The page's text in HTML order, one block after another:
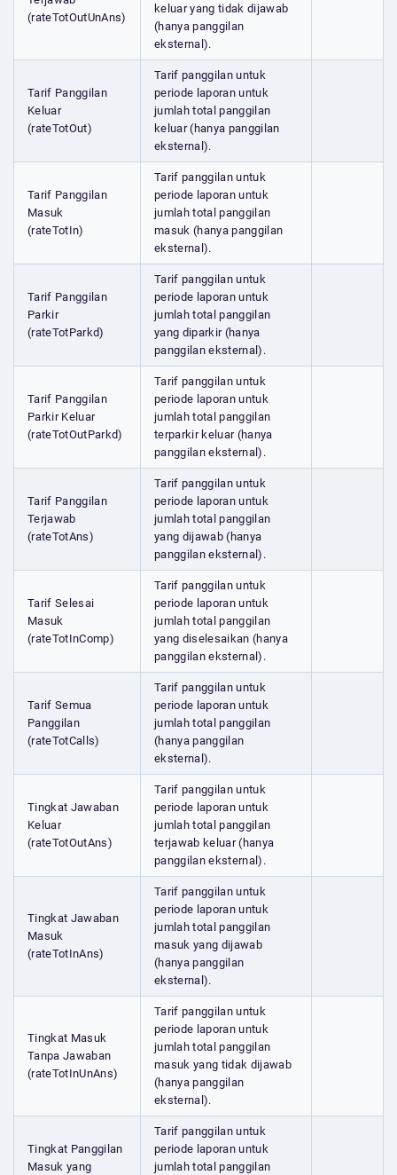
(rateTotOutUnAns)
keluar yang tidak dijawab
(hanya panggilan
eksternal).
Tarif Panggilan
Keluar
(rateTotOut)
Tarif panggilan untuk
periode laporan untuk
jumlah total panggilan
keluar (hanya panggilan
eksternal).
Tarif Panggilan
Masuk
(rateTotIn)
Tarif panggilan untuk
periode laporan untuk
jumlah total panggilan
masuk (hanya panggilan
eksternal).
Tarif Panggilan
Parkir
(rateTotParkd)
Tarif panggilan untuk
periode laporan untuk
jumlah total panggilan
yang diparkir (hanya
panggilan eksternal).
Tarif Panggilan
Parkir Keluar
(rateTotOutParkd)
Tarif panggilan untuk
periode laporan untuk
jumlah total panggilan
terparkir keluar (hanya
panggilan eksternal).
Tarif Panggilan
Terjawab
(rateTotAns)
Tarif panggilan untuk
periode laporan untuk
jumlah total panggilan
yang dijawab (hanya
panggilan eksternal).
Tarif Selesai
Masuk
(rateTotInComp)
Tarif panggilan untuk
periode laporan untuk
jumlah total panggilan
yang diselesaikan (hanya
panggilan eksternal).
Tarif Semua
Panggilan
(rateTotCalls)
Tarif panggilan untuk
periode laporan untuk
jumlah total panggilan
(hanya panggilan
eksternal).
Tingkat Jawaban
Keluar
(rateTotOutAns)
Tarif panggilan untuk
periode laporan untuk
jumlah total panggilan
terjawab keluar (hanya
panggilan eksternal).
Tingkat Jawaban
Masuk
(rateTotInAns)
Tarif panggilan untuk
periode laporan untuk
jumlah total panggilan
masuk yang dijawab
(hanya panggilan
eksternal).
Tingkat Masuk
Tanpa Jawaban
(rateTotInUnAns)
Tarif panggilan untuk
periode laporan untuk
jumlah total panggilan
masuk yang tidak dijawab
(hanya panggilan
eksternal).
Tingkat Panggilan
Masuk yang
Tarif panggilan untuk
periode laporan untuk
jumlah total panggilan